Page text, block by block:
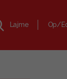
Lajme Op/